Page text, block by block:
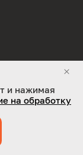
2026
и нажимая
на обработку